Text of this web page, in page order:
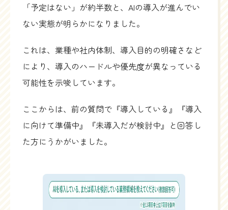
「予定はない」が約半数と、AIの導入が進んでい
ない実態が明らかになりました。
これは、業種や社内体制、導入目的の明確さなど
により、導入のハードルや優先度が異なっている
可能性を示唆しています。
ここからは、前の質問で『導入している』『導入
に向けて準備中』『未導入だが検討中』と回答し
た方にうかがいました。